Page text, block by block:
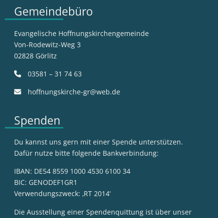
Gemeindebüro
Evangelische Hoffnungskirchengemeinde
Von-Rodewitz-Weg 3
02828 Görlitz
03581 – 31 74 63
hoffnungskirche-gr@web.de
Spenden
Du kannst uns gern mit einer Spende unterstützen.
Dafür nutze bitte folgende Bankverbindung:
IBAN: DE54 8559 1000 4530 6100 34
BIC: GENODEF1GR1
Verwendungszweck: ‚RT 2014‘
Die Ausstellung einer Spendenquittung ist über unser